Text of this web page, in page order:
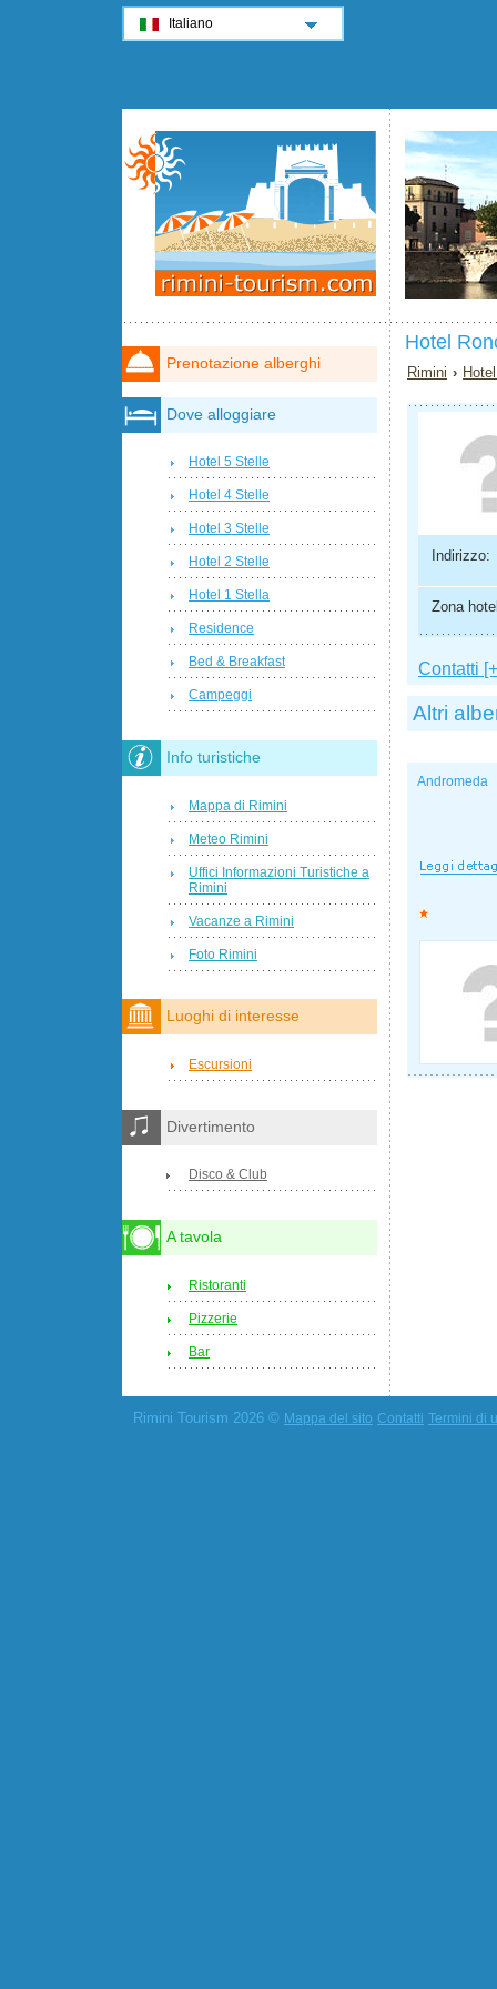
Hotel
Rimini ›
Indirizzo:
Zona
Contatti
Altri
Andromeda
Prenotazione alberghi
Dove alloggiare
Hotel 5 Stelle
Hotel 4 Stelle
Hotel 3 Stelle
Hotel 2 Stelle
Hotel 1 Stella
Residence
Bed & Breakfast
Campeggi
Info turistiche
Mappa di Rimini
Meteo Rimini
Uffici Informazioni Turistiche a
Rimini
Vacanze a Rimini
Foto Rimini
Luoghi di interesse
Escursioni
Divertimento
Disco & Club
A tavola
Ristoranti
Pizzerie
Bar
Rimini Tourism 2026 © Mappa del sito Contatti Termini di
Italiano